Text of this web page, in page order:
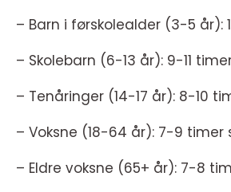
– Barn i førskolealder (3-5 år):
– Skolebarn (6-13 år): 9-11
– Tenåringer (14-17 år): 8-10
– Voksne (18-64 år): 7-9 timer
– Eldre voksne (65+ år): 7-8